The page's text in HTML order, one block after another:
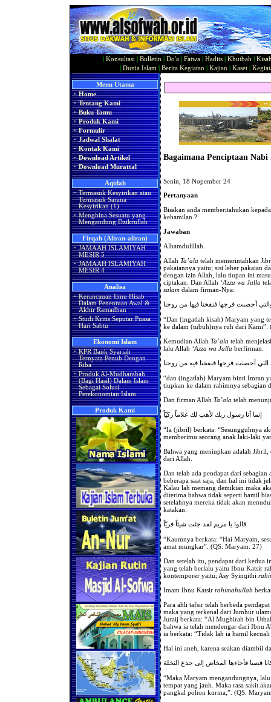
Konsultasi Bulletin Do'a Fatwa Hadits Khutbah
Dunia Islam Berita Kegiatan Kajian Kaset|
Menu Utama
· Home
· Tentang Kami
· Buku Tamu
· Produk Kami
· Formulir
· Jadwal Shalat
· Kontak Kami
· Download Artikel
· Download Murattal
Aqidah
· Termasuk Kesyirikan atau
Termasuk Sarana
Kesyirikan (1)
· Menghina Sesuatu yang
Mengandung Dzikrullah
Firqah (Aliran-aliran)
· JAMAAH ISLAMIYAH
MESIR 5
· JAMAAH ISLAMIYAH
MESIR 4
Analisa
· Kerancauan Ilmu Hisab
Dalam Penentuan Awal &
Akhir Ramadhan
· Studi Kritis Seputar Puasa
Hari Sabtu
Ekonomi Islam
· KPR Bank Syariah
Ternyata Penuh Dengan
Riba
· Produk Al-Mudharabah
(Bagi Hasil) Dalam Islam
Sebagai Solusi
Perekonomian Islam
Produk Kami
Bagaimana Penciptaan
Senin, 18 Nopember 24
Pertanyaan
Bisakan anda memberitahukan
kehamilan ?
Jawaban
Alhamdulillah.
Allah Ta’ala telah memerintahkan
pakaiannya yaitu; sisi leher pakaian
dengan izin Allah, lalu tiupan ini
ciptakan. Dan Allah ‘Azza wa Jalla
salam dalam firman-Nya:
أحصنت فرجها فنفخنا فيها من روحنا
“Dan (ingatlah kisah) Maryam yang
ke dalam (tubuh)nya ruh dari Kami”.
Kemudian Allah Ta’ala telah
lalu Allah ‘Azza wa Jalla berfirman:
أحصنت فرجها فنفخنا فيه من روحنا
“dan (ingatlah) Maryam binti Imran
tiupkan ke dalam rahimnya sebagian
Dan firman Allah Ta’ala telah
إنما أنا رسول ربك لأهب لك غلاماً زكيّاً
“Ia (jibril) berkata: “Sesungguhnya
memberimu seorang anak laki-laki
Bahwa yang meniupkan adalah
dari Allah.
Dan telah ada pendapat dari
beberapa saat saja, dan hal ini tidak
Kalau lah memang demikian maka
diterima bahwa tidak seperti hamil
setelahnya mereka tidak akan
katakan:
قالوا يا مريم لقد جئت شيئاً فريّاً
“Kaumnya berkata: “Hai Maryam,
amat mungkar”. (QS. Maryam: 27)
Dan setelah itu, pendapat dari kedua
yang telah berlalu yaitu Ibnu Katsir
kontemporer yaitu; Asy Syinqithi
Imam Ibnu Katsir rahimahullah
Para ahli tafsir telah berbeda
maka yang terkenal dari Jumhur
Juraij berkata: “Al Mughirah bin
bahwa ia telah mendengar dari Ibnu
ia berkata: “Tidak lah ia hamil
Hal ini aneh, karena seakan diambil
قصيا فأجاءها المخاض إلى جذع النخلة
“Maka Maryam mengandungnya,
tempat yang jauh. Maka rasa sakit
pangkal pohon kurma,”. (QS.